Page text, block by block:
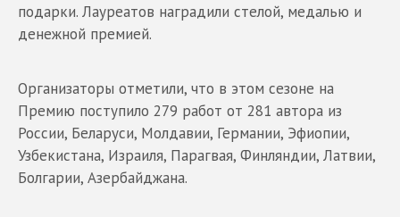
подарки. Лауреатов наградили стелой, медалью и
денежной премией.
Организаторы отметили, что в этом сезоне на
Премию поступило 279 работ от 281 автора из
России, Беларуси, Молдавии, Германии, Эфиопии,
Узбекистана, Израиля, Парагвая, Финляндии, Латвии,
Болгарии, Азербайджана.